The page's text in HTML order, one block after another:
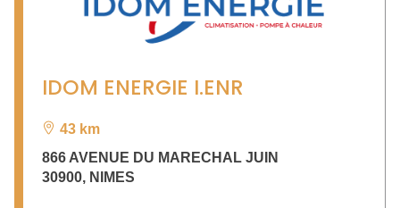
IDOM ENERGIE I.ENR
43 km
866 AVENUE DU MARECHAL JUIN
30900, NIMES